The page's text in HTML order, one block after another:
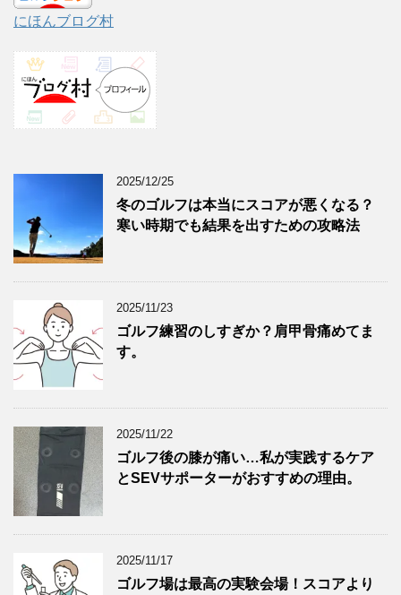
にほんブログ村
2025/12/25
冬のゴルフは本当にスコアが悪くなる？
寒い時期でも結果を出すための攻略法
2025/11/23
ゴルフ練習のしすぎか？肩甲骨痛めてま
す。
2025/11/22
ゴルフ後の膝が痛い…私が実践するケア
とSEVサポーターがおすすめの理由。
2025/11/17
ゴルフ場は最高の実験会場！スコアより